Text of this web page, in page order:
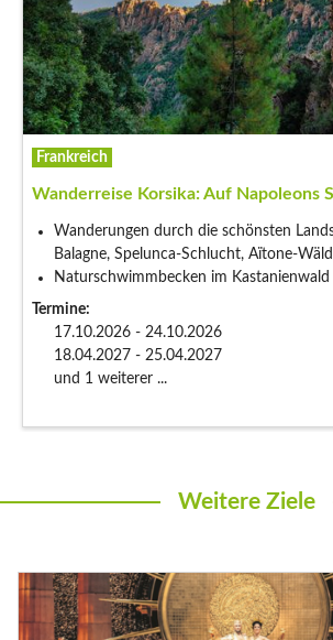
Frankreich
Wanderreise Korsika: Auf Napoleons
Wanderungen durch die schönsten
Balagne, Spelunca-Schlucht, Aïtone-
Naturschwimmbecken im
Termine:
17.10.2026 - 24.10.2026
18.04.2027 - 25.04.2027
und 1 weiterer ...
Weitere Ziele